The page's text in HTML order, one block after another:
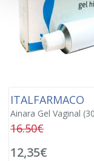
ITALFARMACO
Ainara Gel Vaginal
16.50€
12,35€